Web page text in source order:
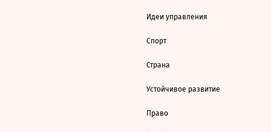
Идеи управления
Спорт
Страна
Устойчивое развитие
Право